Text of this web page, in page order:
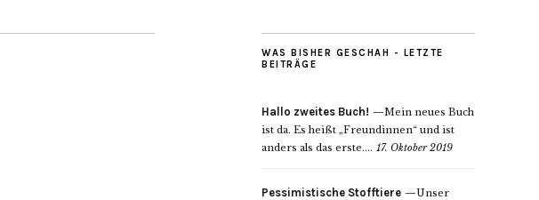
WAS BISHER GESCHAH - LETZTE
BEITRÄGE
Hallo zweites Buch!
Mein neues Buch
ist da. Es heißt „Freundinnen“ und ist
anders als das erste.... 17. Oktober 2019
Pessimistische Stofftiere
Unser